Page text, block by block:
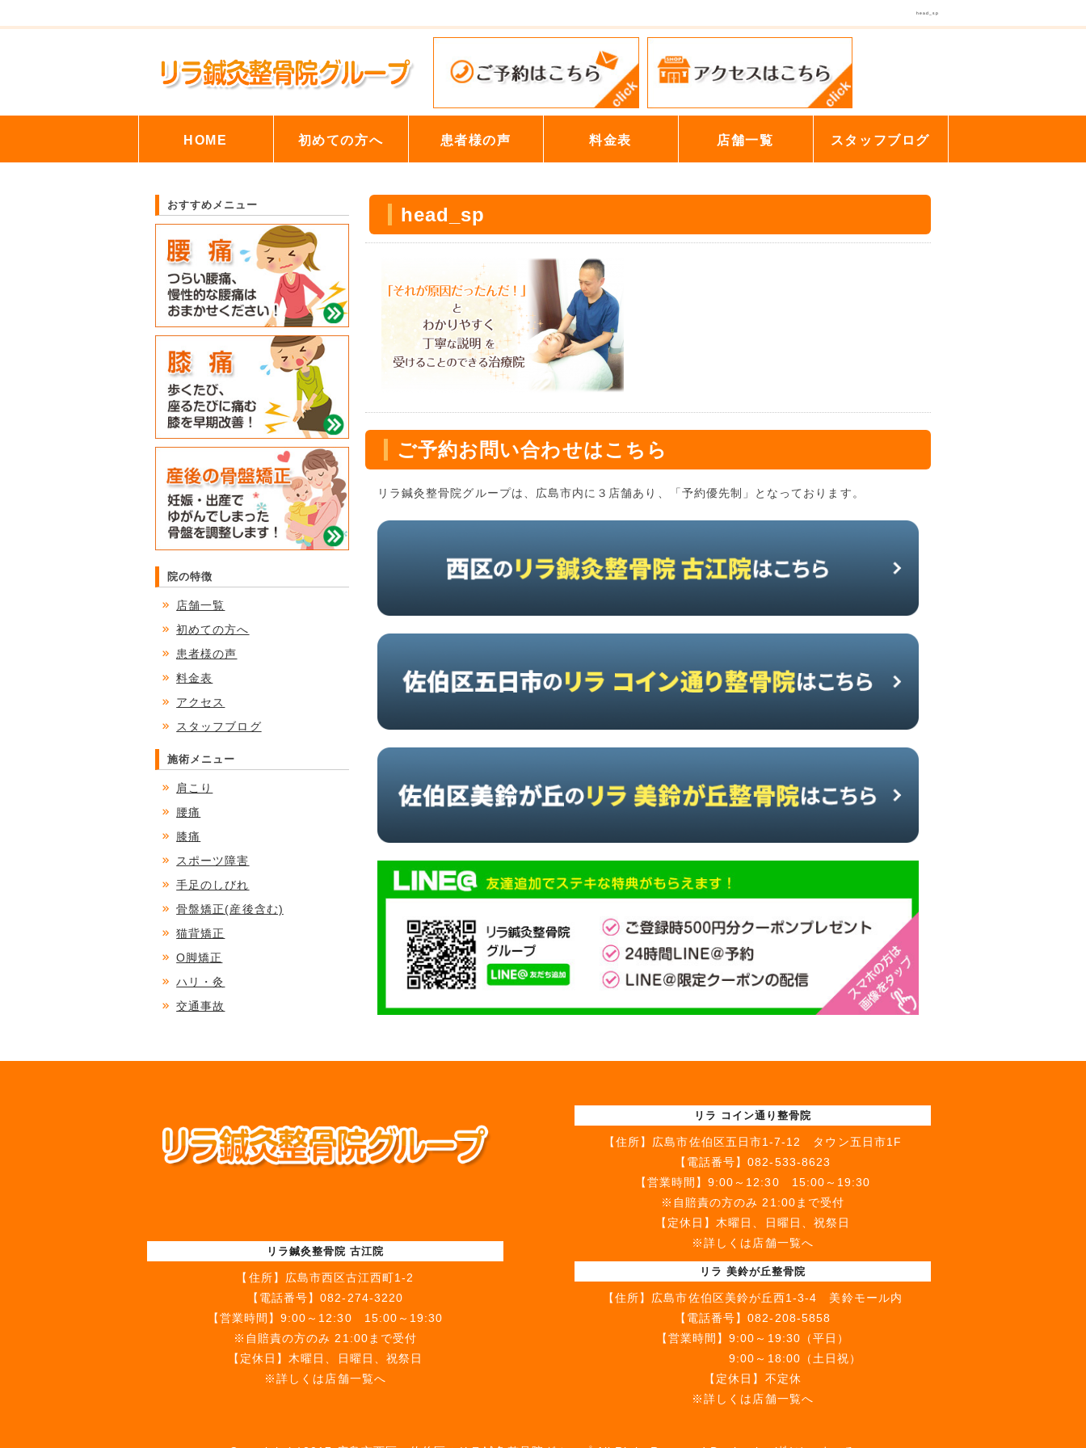
head_sp
HOME 初めての方へ 患者様の声 料金表 店舗一覧 スタッフブログ
head_sp
ご予約お問い合わせはこちら
リラ鍼灸整骨院グループは、広島市内に３店舗あり、「予約優先制」となっております。
おすすめメニュー
院の特徴
店舗一覧
初めての方へ
患者様の声
料金表
アクセス
スタッフブログ
施術メニュー
肩こり
腰痛
膝痛
スポーツ障害
手足のしびれ
骨盤矯正(産後含む)
猫背矯正
O脚矯正
ハリ・灸
交通事故
リラ鍼灸整骨院 古江院
【住所】 広島市西区古江西町1-2
【電話番号】082-274-3220
【営業時間】9:00～12:30 15:00～19:30
※自賠責の方のみ 21:00まで受付
【定休日】木曜日、日曜日、祝祭日
※詳しくは店舗一覧へ
リラ コイン通り整骨院
【住所】 広島市佐伯区五日市1-7-12 タウン五日市1F
【電話番号】082-533-8623
【営業時間】9:00～12:30 15:00～19:30
※自賠責の方のみ 21:00まで受付
【定休日】木曜日、日曜日、祝祭日
※詳しくは店舗一覧へ
リラ 美鈴が丘整骨院
【住所】 広島市佐伯区美鈴が丘西1-3-4 美鈴モール内
【電話番号】082-208-5858
【営業時間】9:00～19:30（平日）
9:00～18:00（土日祝）
【定休日】不定休
※詳しくは店舗一覧へ